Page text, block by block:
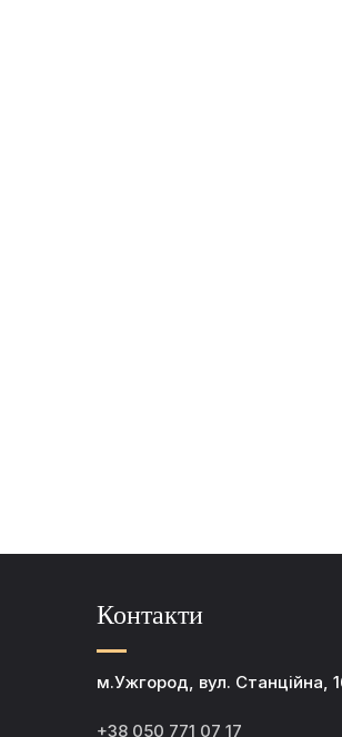
Контакти
м.Ужгород, вул. Станційна,
+38 050 771 07 17